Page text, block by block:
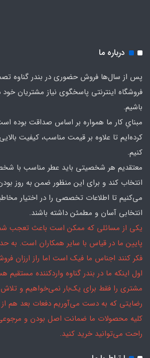
درباره ما
پس از سال‌ها فروش حضوری در بندر گناوه
فروشگاه اینترنتی پاسخگوی نیاز مشتریان خود
باشیم.
مبنایِ کار ما همواره بر اساس صداقت بوده
کرده‌ایم تا علاوه بر قیمت مناسب، کیفیت
کنیم.
معتقدیم هر شخصیتی باید عطر مناسب با
انتخاب کند و برای این منظور ضمن به روز
می‌کنیم تا اطلاعات تخصصی را در اختیار
انتخابی آسان و مطمئن داشته باشند.
یکی از مسائلی که ممکن است باعث تعجب
پایین ما در قیاس با سایر همکاران است. به
فکر کنند اجناس ما فیک است اما راز ارزان
اول اینکه ما در بندر گناوه واردکننده مستقیم
مشتری را فقط برای یک‌بار نمی‌خواهیم و
رضایتی که به دست می‌آوریم دفعات بعد هم از
کلیه محصولات ما ضمانت اصل بودن و
راحت می‌توانید خرید کنید.